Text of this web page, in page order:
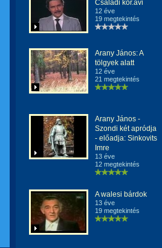
Családi kör.avi
12 éve
19 megtekintés
Arany János: A
tölgyek alatt
12 éve
21 megtekintés
Arany János -
Szondi két apródja
- előadja: Sinkovits
Imre
13 éve
12 megtekintés
A walesi bárdok
13 éve
19 megtekintés